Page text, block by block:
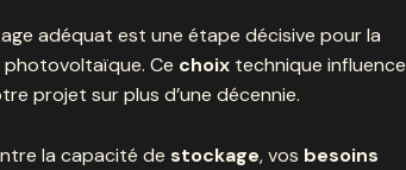
adéquat est une étape décisive pour la
Ce choix technique influence
projet sur plus d’une décennie.
la capacité de stockage, vos besoins